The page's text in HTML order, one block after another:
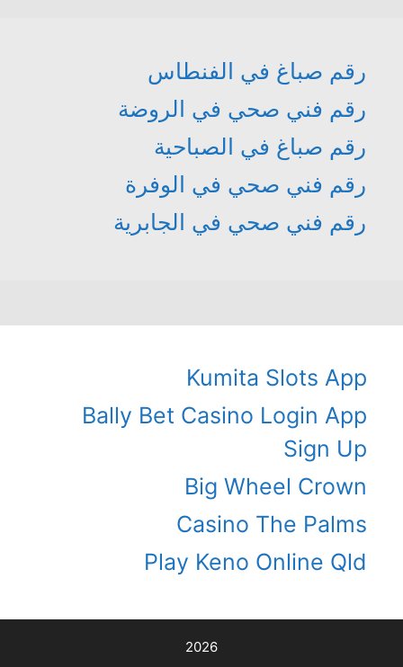
رقم صباغ في الفنطاس
رقم فني صحي في الروضة
رقم صباغ في الصباحية
رقم فني صحي في الوفرة
رقم فني صحي في الجابرية
Kumita Slots App
Bally Bet Casino Login App
Sign Up
Big Wheel Crown
Casino The Palms
Play Keno Online Qld
2026